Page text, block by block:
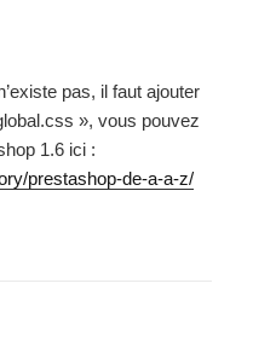
pas, il faut ajouter
», vous pouvez
1.6 ici :
prestashop-de-a-a-z/